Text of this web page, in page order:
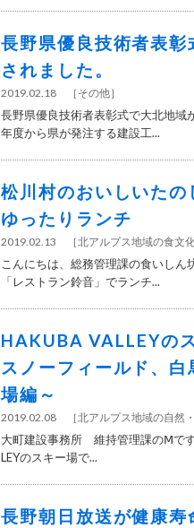
長野県優良技術者表
されました。
2019.02.18 ［ その他］
長野県優良技術者表彰式で大北地域
年度から県が発注する建設工...
松川村のおいしいた
ゆったりランチ
2019.02.13 ［北アルプス地域の食文
こんにちは、総務管理課の食いしん
「レストラン鈴音」でランチ...
HAKUBA VALLEYの
スノーフィールド、
場編～
2019.02.08 ［北アルプス地域の自然
大町建設事務所 維持管理課のⅯで
LEYのスキー場で...
長野朝日放送が健康